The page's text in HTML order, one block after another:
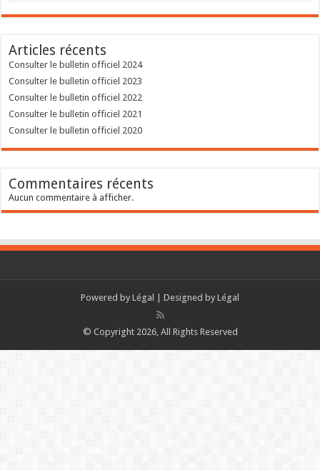
Articles récents
Consulter le bulletin officiel 2024
Consulter le bulletin officiel 2023
Consulter le bulletin officiel 2022
Consulter le bulletin officiel 2021
Consulter le bulletin officiel 2020
Commentaires récents
Aucun commentaire à afficher.
Powered by Légal | Designed by Légal
© Copyright 2026, All Rights Reserved